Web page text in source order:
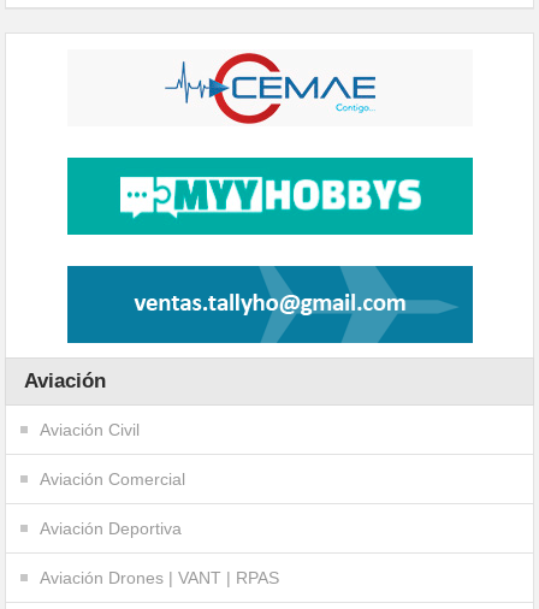
Aviación
Aviación Civil
Aviación Comercial
Aviación Deportiva
Aviación Drones | VANT | RPAS